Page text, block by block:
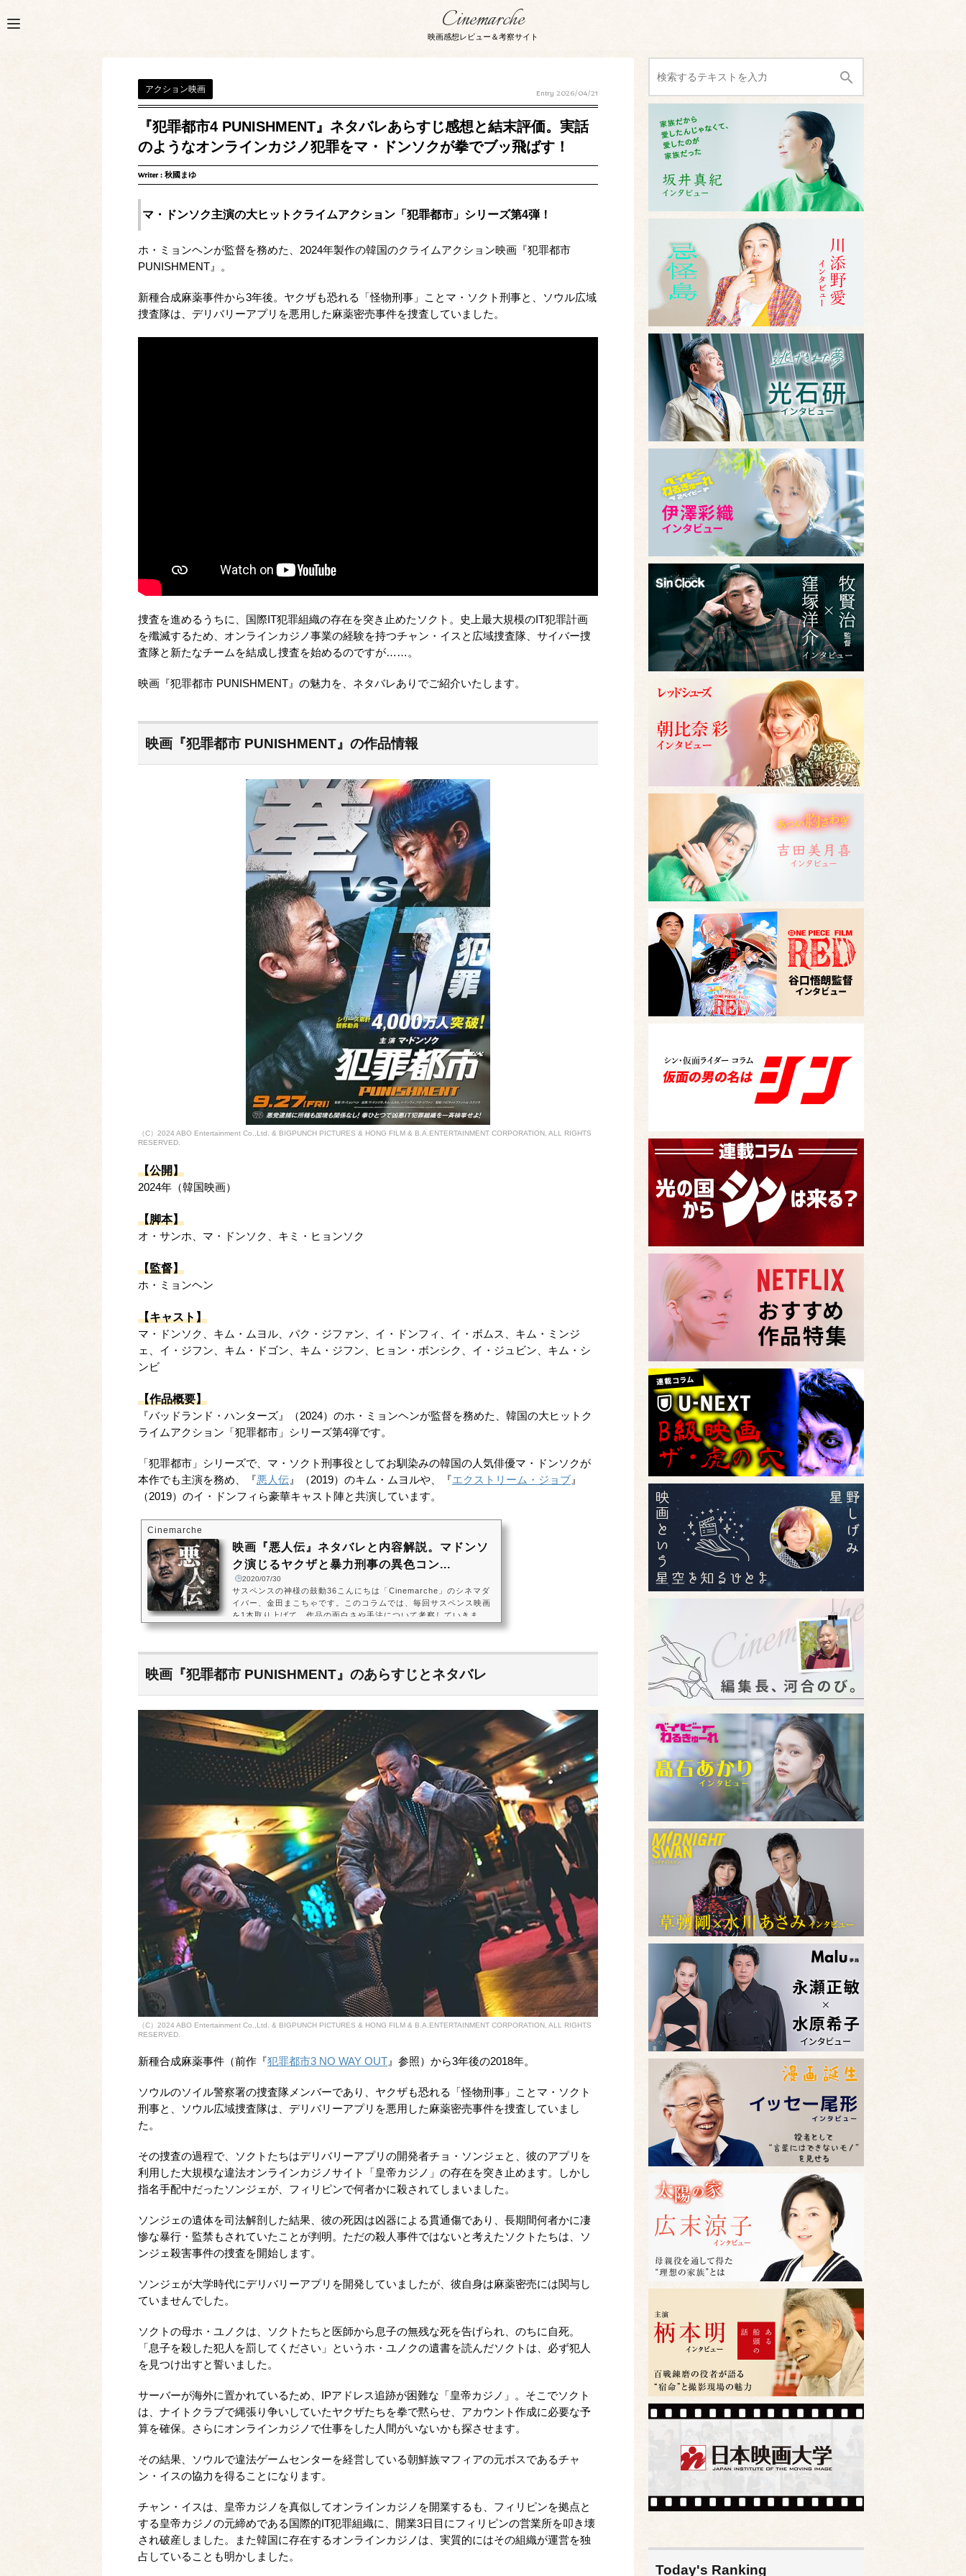
Cinemarche
映画感想レビュー＆考察サイト
アクション映画
Entry 2026/04/21
『犯罪都市4 PUNISHMENT』ネタバレあらすじ感想と結末評価。実話
のようなオンラインカジノ犯罪をマ・ドンソクが拳でブッ飛ばす！
Writer : 秋國まゆ
マ・ドンソク主演の大ヒットクライムアクション「犯罪都市」シリーズ第4弾！
ホ・ミョンヘンが監督を務めた、2024年製作の韓国のクライムアクション映画『犯罪都市
PUNISHMENT』。
新種合成麻薬事件から3年後。ヤクザも恐れる「怪物刑事」ことマ・ソクト刑事と、ソウル広域
捜査隊は、デリバリーアプリを悪用した麻薬密売事件を捜査していました。
捜査を進めるうちに、国際IT犯罪組織の存在を突き止めたソクト。史上最大規模のIT犯罪計画
を殲滅するため、オンラインカジノ事業の経験を持つチャン・イスと広域捜査隊、サイバー捜
査隊と新たなチームを結成し捜査を始めるのですが……。
映画『犯罪都市 PUNISHMENT』の魅力を、ネタバレありでご紹介いたします。
映画『犯罪都市 PUNISHMENT』の作品情報
（C）2024 ABO Entertainment Co.,Ltd. & BIGPUNCH PICTURES & HONG FILM & B.A.ENTERTAINMENT CORPORATION, ALL RIGHTS
RESERVED.
【公開】
2024年（韓国映画）
【脚本】
オ・サンホ、マ・ドンソク、キミ・ヒョンソク
【監督】
ホ・ミョンヘン
【キャスト】
マ・ドンソク、キム・ムヨル、パク・ジファン、イ・ドンフィ、イ・ボムス、キム・ミンジ
ェ、イ・ジフン、キム・ドゴン、キム・ジフン、ヒョン・ボンシク、イ・ジュビン、キム・シ
ンビ
【作品概要】
『バッドランド・ハンターズ』（2024）のホ・ミョンヘンが監督を務めた、韓国の大ヒットク
ライムアクション「犯罪都市」シリーズ第4弾です。
「犯罪都市」シリーズで、マ・ソクト刑事役としてお馴染みの韓国の人気俳優マ・ドンソクが
本作でも主演を務め、『悪人伝 』（2019）のキム・ムヨルや、『エクストリーム・ジョブ 』
（2019）のイ・ドンフィら豪華キャスト陣と共演しています。
Cinemarche
映画『悪人伝』ネタバレと内容解説。マドンソ
ク演じるヤクザと暴力刑事の異色コン...
2020/07/30
サスペンスの神様の鼓動36こんにちは「Cinemarche」のシネマダ
イバー、金田まこちゃです。このコラムでは、毎回サスペンス映画
を1本取り上げて、作品の面白さや手法について考察していきま
す。今回ご紹介する作品は、正体不明の連続殺人犯に、はみ出し者
『悪人伝』です。アクション映画ではあるのですが、ゆっくりと殺
れた作品ですので、その魅力をご紹介します。殺人犯に襲われた、
映画『犯罪都市 PUNISHMENT』のあらすじとネタバレ
（C）2024 ABO Entertainment Co.,Ltd. & BIGPUNCH PICTURES & HONG FILM & B.A.ENTERTAINMENT CORPORATION, ALL RIGHTS
RESERVED.
新種合成麻薬事件（前作『犯罪都市3 NO WAY OUT 』参照）から3年後の2018年。
ソウルのソイル警察署の捜査隊メンバーであり、ヤクザも恐れる「怪物刑事」ことマ・ソクト
刑事と、ソウル広域捜査隊は、デリバリーアプリを悪用した麻薬密売事件を捜査していまし
た。
その捜査の過程で、ソクトたちはデリバリーアプリの開発者チョ・ソンジェと、彼のアプリを
利用した大規模な違法オンラインカジノサイト「皇帝カジノ」の存在を突き止めます。しかし
指名手配中だったソンジェが、フィリピンで何者かに殺されてしまいました。
ソンジェの遺体を司法解剖した結果、彼の死因は凶器による貫通傷であり、長期間何者かに凄
惨な暴行・監禁もされていたことが判明。ただの殺人事件ではないと考えたソクトたちは、ソ
ンジェ殺害事件の捜査を開始します。
ソンジェが大学時代にデリバリーアプリを開発していましたが、彼自身は麻薬密売には関与し
ていませんでした。
ソクトの母ホ・ユノクは、ソクトたちと医師から息子の無残な死を告げられ、のちに自死。
「息子を殺した犯人を罰してください」というホ・ユノクの遺書を読んだソクトは、必ず犯人
を見つけ出すと誓いました。
サーバーが海外に置かれているため、IPアドレス追跡が困難な「皇帝カジノ」。そこでソクト
は、ナイトクラブで縄張り争いしていたヤクザたちを拳で黙らせ、アカウント作成に必要な予
算を確保。さらにオンラインカジノで仕事をした人間がいないかも探させます。
その結果、ソウルで違法ゲームセンターを経営している朝鮮族マフィアの元ボスであるチャ
ン・イスの協力を得ることになります。
チャン・イスは、皇帝カジノを真似してオンラインカジノを開業するも、フィリピンを拠点と
する皇帝カジノの元締めである国際的IT犯罪組織に、開業3日目にフィリピンの営業所を叩き壊
され破産しました。また韓国に存在するオンラインカジノは、実質的にはその組織が運営を独
占していることも明かしました。
Today's Ranking